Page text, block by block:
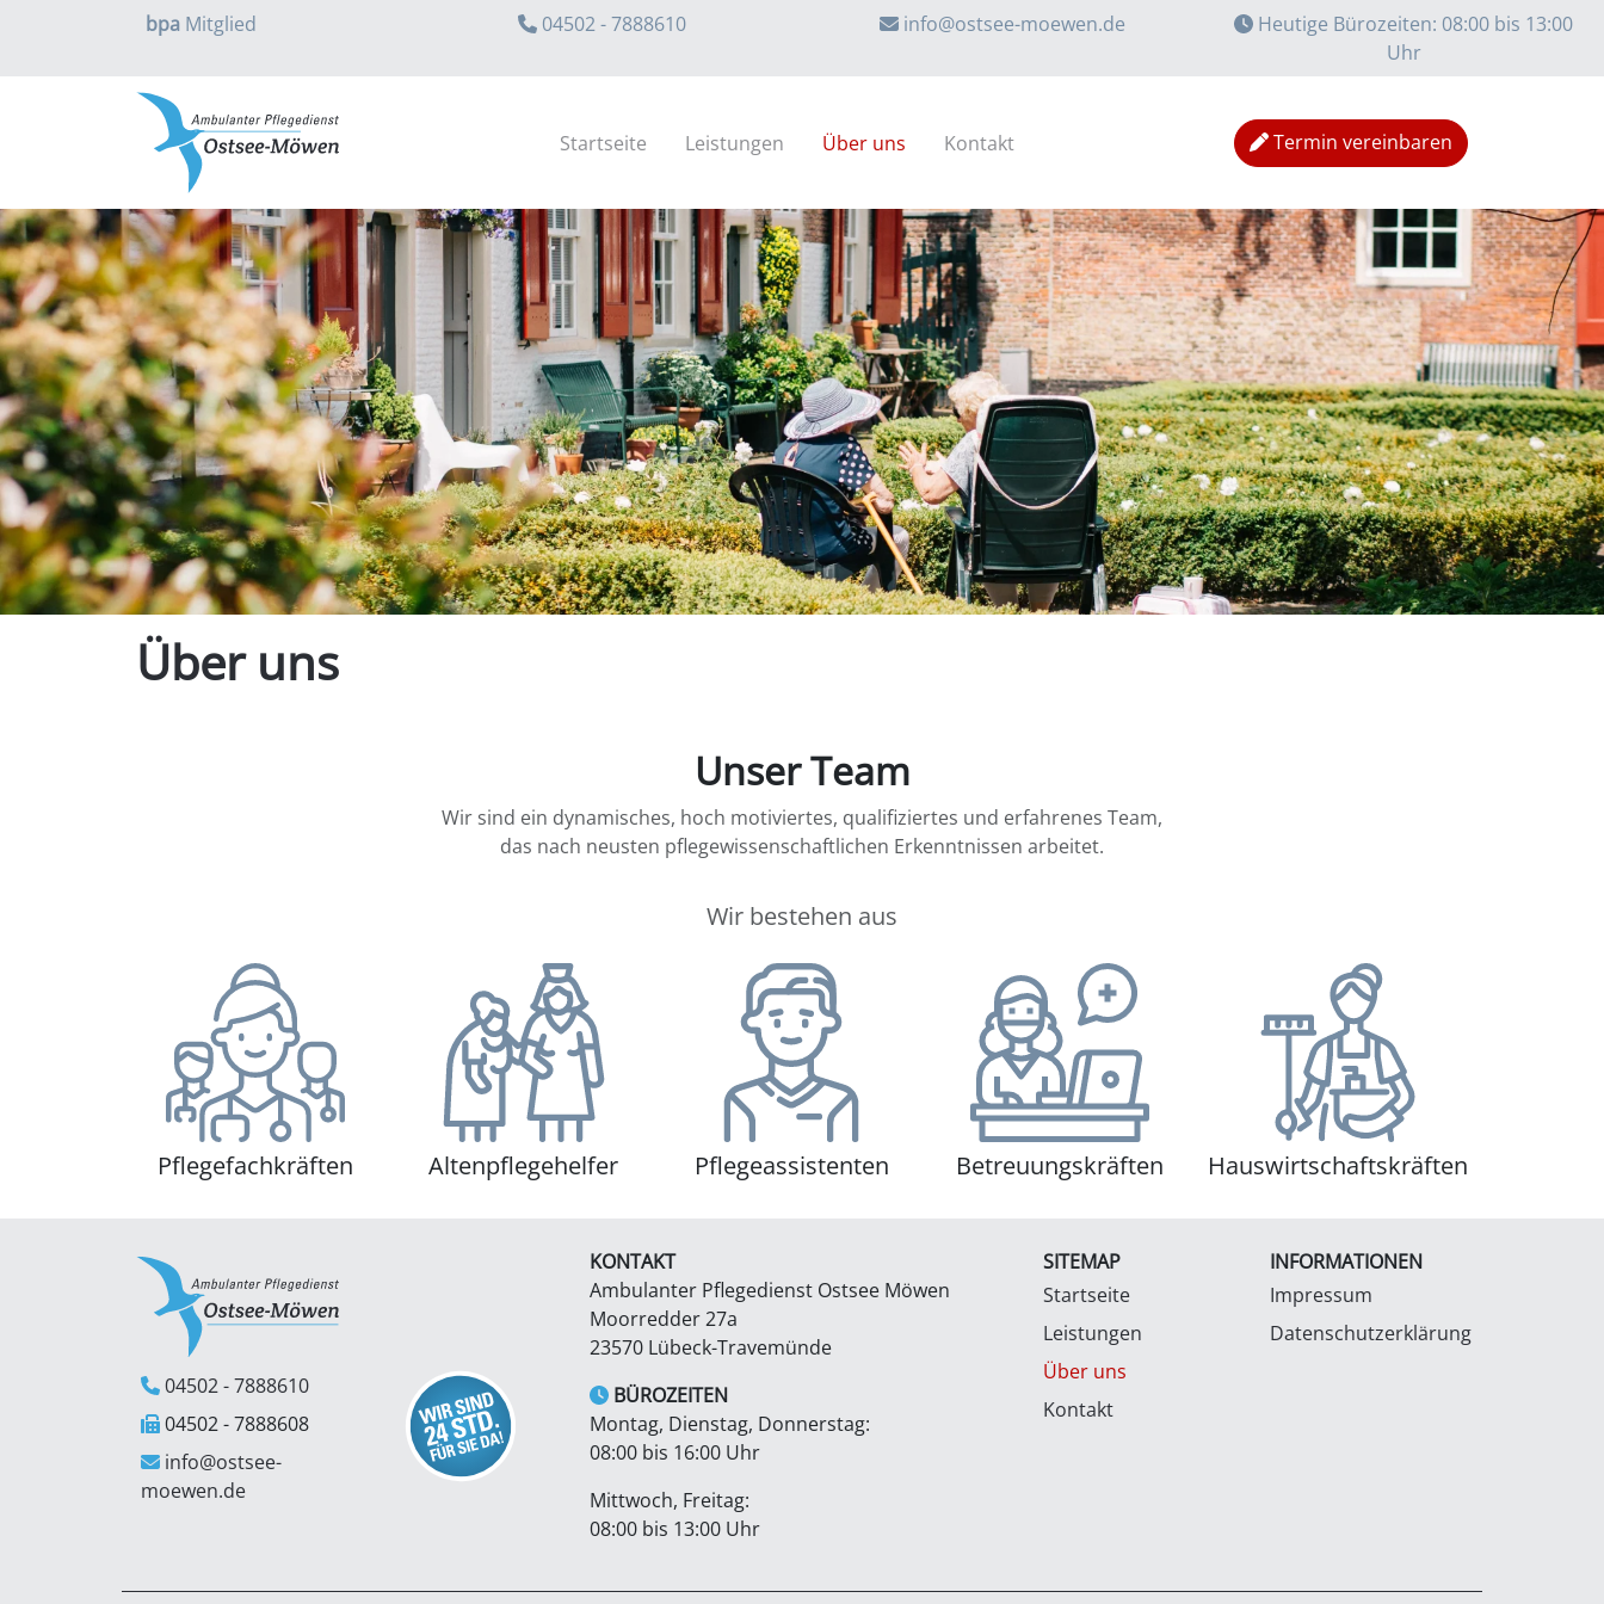
bpaMitglied 04502 - 7888610 info@ostsee-moewen.de
Heutige Bürozeiten: 08:00 bis 13:00
Uhr
Startseite Leistungen Über uns Kontakt Termin vereinbaren
Über uns
Unser Team
Wir sind ein dynamisches, hoch motiviertes, qualifiziertes und erfahrenes Team,
das nach neusten pflegewissenschaftlichen Erkenntnissen arbeitet.
Wir bestehen aus
Pflegefachkräften Altenpflegehelfer Pflegeassistenten Betreuungskräften Hauswirtschaftskräften
04502 - 7888610
04502 - 7888608
info@ostsee-
moewen.de
KONTAKT
Ambulanter Pflegedienst Ostsee Möwen
Moorredder 27a
23570 Lübeck-Travemünde
BÜROZEITEN
Montag, Dienstag, Donnerstag:
08:00 bis 16:00 Uhr
Mittwoch, Freitag:
08:00 bis 13:00 Uhr
SITEMAP
Startseite
Leistungen
Über uns
Kontakt
INFORMATIONEN
Impressum
Datenschutzerklärung